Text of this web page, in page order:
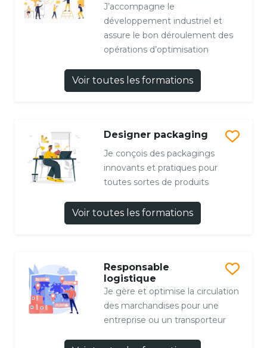
J’accompagne le
développement industriel et
assure le bon déroulement des
opérations d’optimisation
Voir toutes les formations
Designer packaging
Je conçois des packagings
innovants et pratiques pour
toutes sortes de produits
Voir toutes les formations
Responsable
logistique
Je gère et optimise la circulation
des marchandises pour une
entreprise ou un transporteur